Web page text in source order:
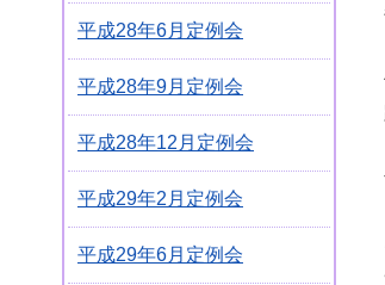
平成28年6月定例会
平成28年9月定例会
平成28年12月定例会
平成29年2月定例会
平成29年6月定例会